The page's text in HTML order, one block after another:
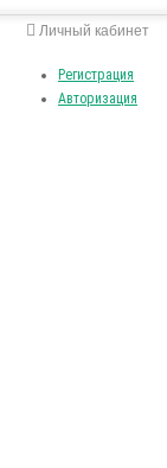
Личный кабинет
Регистрация
Авторизация